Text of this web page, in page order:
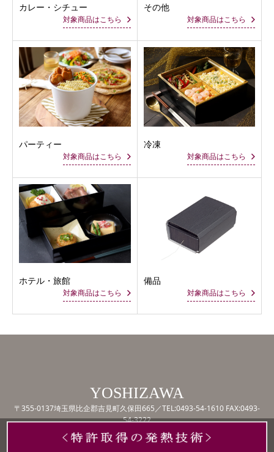
カレー・シチュー
対象商品はこちら
その他
対象商品はこちら
パーティー
対象商品はこちら
冷凍
対象商品はこちら
ホテル・旅館
対象商品はこちら
備品
対象商品はこちら
YOSHIZAWA
〒355-0137埼玉県比企郡吉見町久保田665／TEL:0493-54-1610 FAX:0493-
54-3222
Copyright ©YOSHIZAWA CO,LTD . All Rights Reserved.